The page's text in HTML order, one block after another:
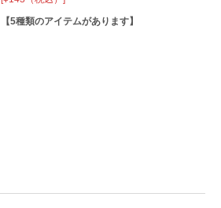
【5種類のアイテムがあります】